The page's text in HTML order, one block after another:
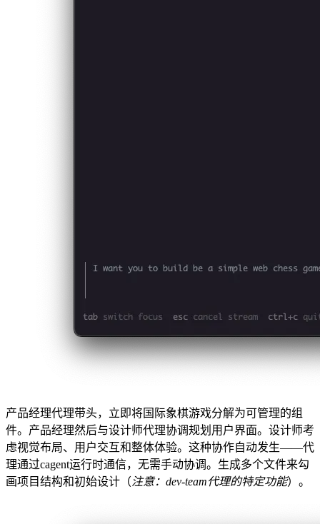
产品经理代理带头，立即将国际象棋游戏分解为可管理的组
件。产品经理然后与设计师代理协调规划用户界面。设计师考
虑视觉布局、用户交互和整体体验。这种协作自动发生——代
理通过cagent运行时通信，无需手动协调。生成多个文件来勾
画项目结构和初始设计（注意：dev-team代理的特定功能）。